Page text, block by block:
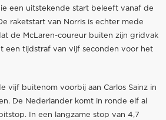
een uitstekende start beleeft vanaf de
raketstart van Norris is echter mede
de McLaren-coureur buiten zijn gridvak
een tijdstraf van vijf seconden voor het
vijf buitenom voorbij aan Carlos Sainz in
De Nederlander komt in ronde elf al
In een langzame stop van 4,7